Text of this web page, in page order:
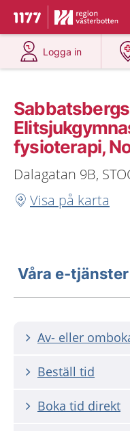
Till startsidan för 1177
Du har valt
Logga in
på 1177.se
fysioterapi,
Dalagatan 9B,
Visa på karta
Våra e-tjänster
Av- eller
Beställ tid
Boka tid direkt